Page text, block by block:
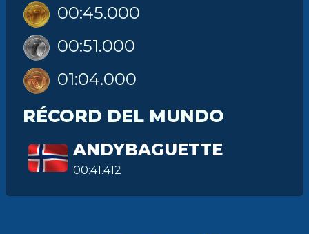
00:45.000
00:51.000
01:04.000
RÉCORD DEL MUNDO
ANDYBAGUETTE
00:41.412